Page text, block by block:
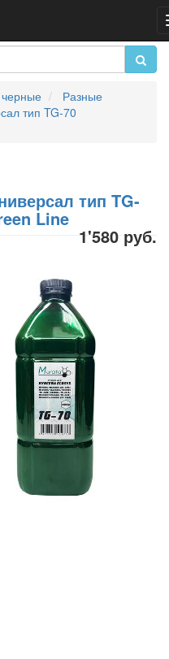
Разные
тип TG-70
тип TG-
Line
1'580 руб.